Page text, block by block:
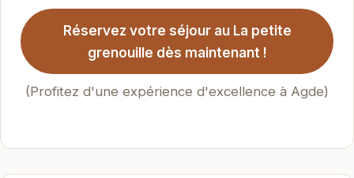
Réservez votre séjour au La petite
grenouille dès maintenant !
(Profitez d'une expérience d'excellence à Agde)